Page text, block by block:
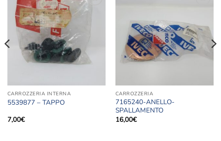
Aggiungi
CARROZZERIA INTERNA
5539877 – TAPPO
7,00€
dei
desideri
CARROZZERIA
7165240-ANELLO-
SPALLAMENTO
16,00€